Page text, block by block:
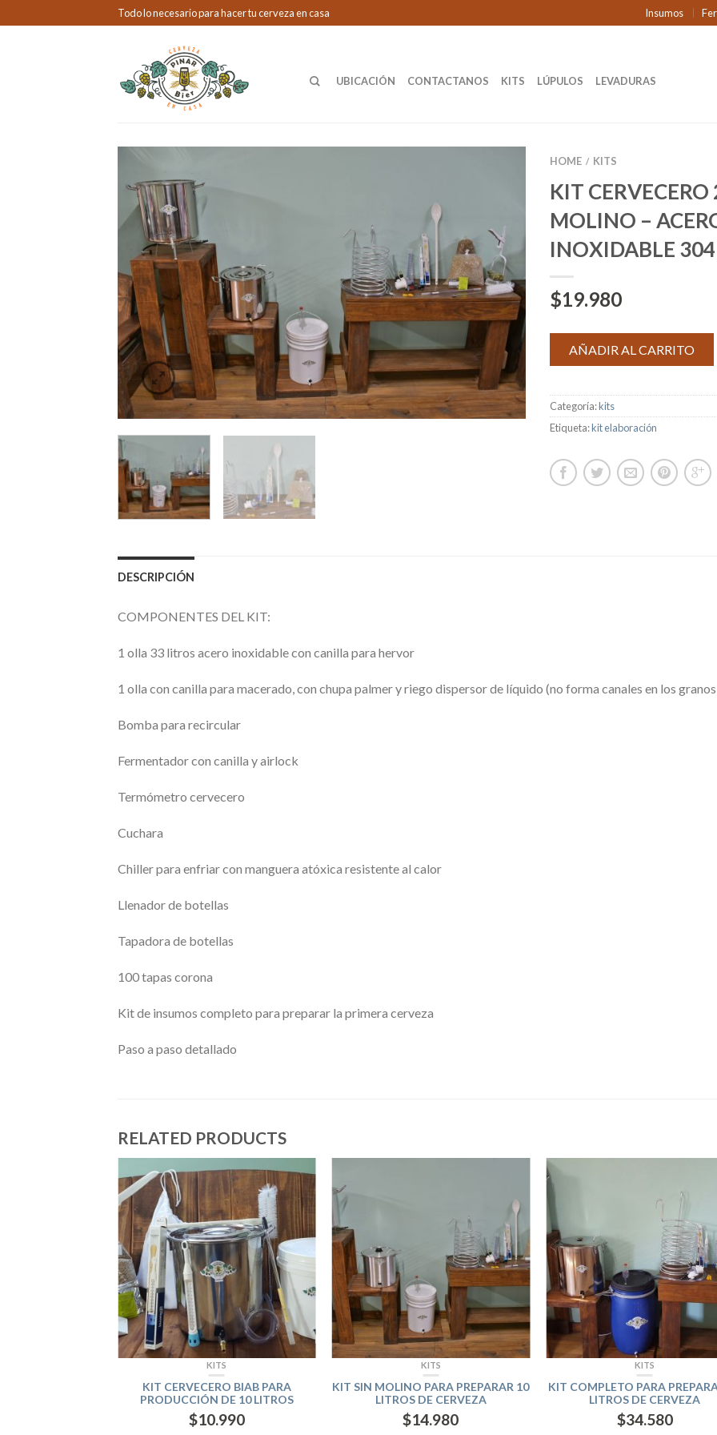
Todo lo necesario para hacer tu cerveza en casa Insumos
UBICACIÓN CONTACTANOS KITS LÚPULOS LEVADURAS
HOME / KITS
KIT CERVECERO
MOLINO –
INOXIDABLE 304
$19.980
AÑADIR AL CARRITO
Categoría:kits
Etiqueta:kit elaboración
DESCRIPCIÓN
COMPONENTES DEL KIT:
1 olla 33 litros acero inoxidable con canilla para hervor
1 olla con canilla para macerado, con chupa palmer y riego dispersor de líquido (no forma canales en los
Bomba para recircular
Fermentador con canilla y airlock
Termómetro cervecero
Cuchara
Chiller para enfriar con manguera atóxica resistente al calor
Llenador de botellas
Tapadora de botellas
100 tapas corona
Kit de insumos completo para preparar la primera cerveza
Paso a paso detallado
RELATED PRODUCTS
KITS
KIT CERVECERO BIAB PARA
PRODUCCIÓN DE 10 LITROS
$10.990
KITS
KIT SIN MOLINO PARA PREPARAR 10
LITROS DE CERVEZA
$14.980
KITS
KIT COMPLETO PARA
LITROS DE CERVEZA
$34.580